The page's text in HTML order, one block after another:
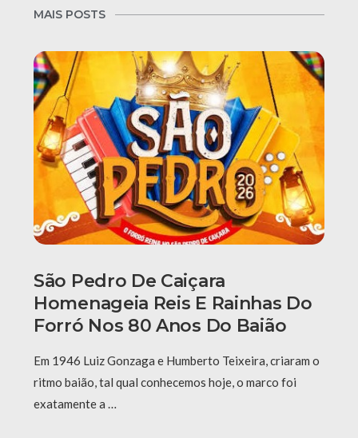
MAIS POSTS
São Pedro De Caiçara
Homenageia Reis E Rainhas Do
Forró Nos 80 Anos Do Baião
Em 1946 Luiz Gonzaga e Humberto Teixeira, criaram o
ritmo baião, tal qual conhecemos hoje, o marco foi
exatamente a …